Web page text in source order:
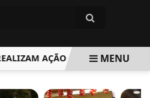
AÇÃO CONTRA O CRIME DE
MENU